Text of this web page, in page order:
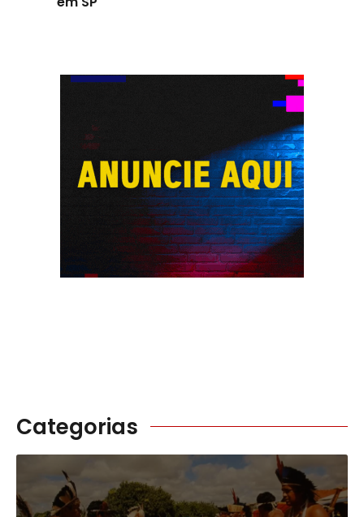
Categorias